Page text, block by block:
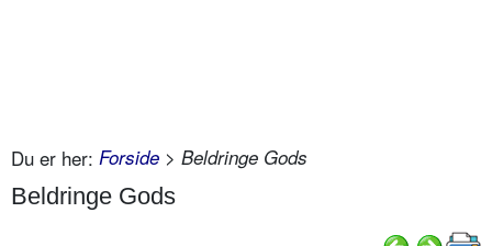
Du er her: Forside > Beldringe Gods
Beldringe Gods